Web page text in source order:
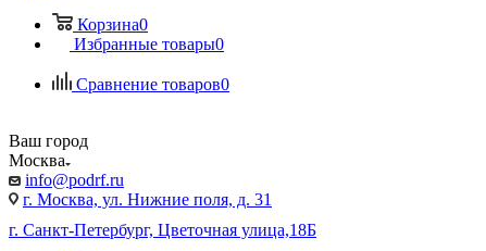
Корзина0
Избранные товары0
Сравнение товаров0
Ваш город
Москва
info@podrf.ru
г. Москва, ул. Нижние поля, д. 31
г. Санкт-Петербург, Цветочная улица,18Б